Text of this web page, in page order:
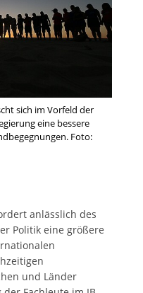
sich im Vorfeld der
eine bessere
Foto:
anlässlich des
Politik eine größere
und Länder